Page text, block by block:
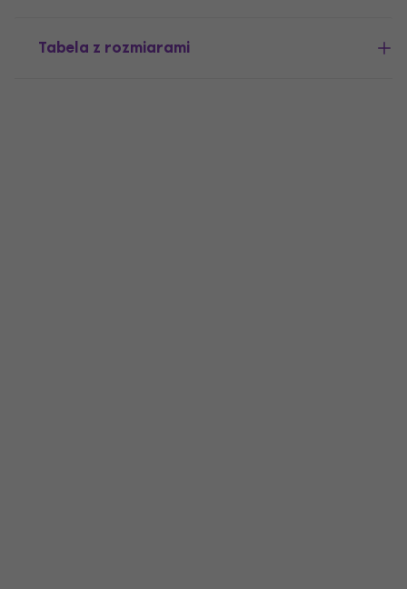
Tabela z rozmiarami